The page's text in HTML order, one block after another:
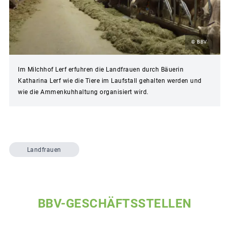
© BBV
Im Milchhof Lerf erfuhren die Landfrauen durch Bäuerin
Katharina Lerf wie die Tiere im Laufstall gehalten werden und
wie die Ammenkuhhaltung organisiert wird.
Landfrauen
BBV-GESCHÄFTSSTELLEN